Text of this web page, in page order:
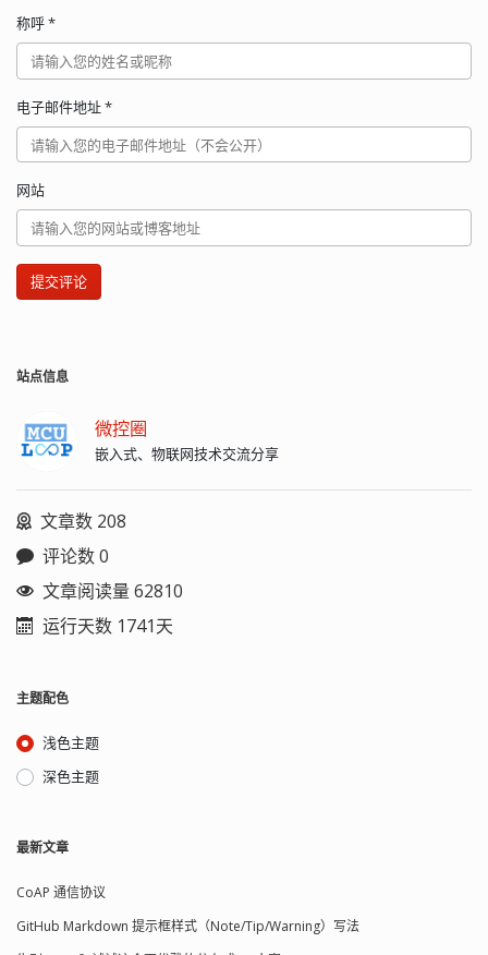
称呼*
电子邮件地址*
网站
提交评论
站点信息
微控圈
嵌入式、物联网技术交流分享
文章数 208
评论数 0
文章阅读量 62810
运行天数 1741天
主题配色
浅色主题
深色主题
最新文章
CoAP 通信协议
GitHub Markdown 提示框样式（Note/Tip/Warning）写法